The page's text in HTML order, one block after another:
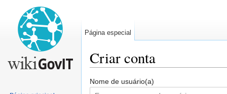
Criar conta
Nome de usuário(a)
Página especial